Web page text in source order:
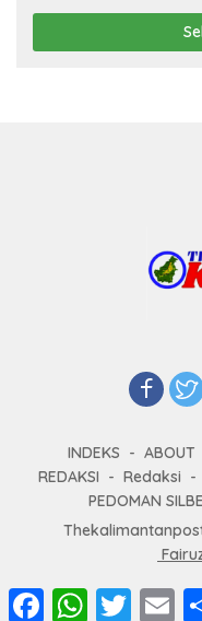
INDEKS ABOUT
REDAKSI
Redaksi
PEDOMAN
W
T